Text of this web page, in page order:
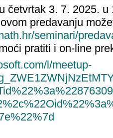
četvrtak 3. 7. 2025.
predavanju
seminari/
pratiti i on-line
l/meetup-